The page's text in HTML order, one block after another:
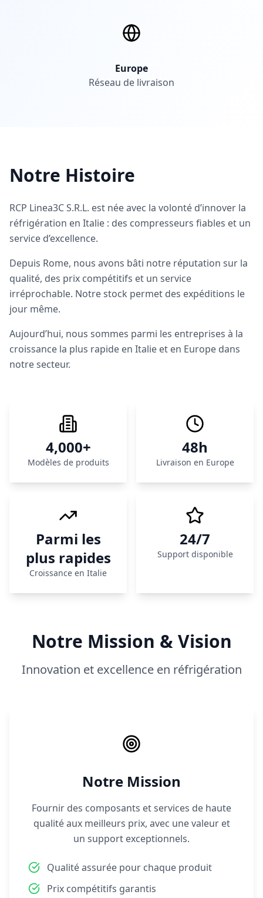
Europe
Réseau de livraison
Notre Histoire
RCP Linea3C S.R.L. est née avec la volonté d’innover la
réfrigération en Italie : des compresseurs fiables et un
service d’excellence.
Depuis Rome, nous avons bâti notre réputation sur la
qualité, des prix compétitifs et un service
irréprochable. Notre stock permet des expéditions le
jour même.
Aujourd’hui, nous sommes parmi les entreprises à la
croissance la plus rapide en Italie et en Europe dans
notre secteur.
4,000+
Modèles de produits
48h
Livraison en Europe
Parmi les
plus rapides
Croissance en Italie
24/7
Support disponible
Notre Mission & Vision
Innovation et excellence en réfrigération
Notre Mission
Fournir des composants et services de haute
qualité aux meilleurs prix, avec une valeur et
un support exceptionnels.
Qualité assurée pour chaque produit
Prix compétitifs garantis